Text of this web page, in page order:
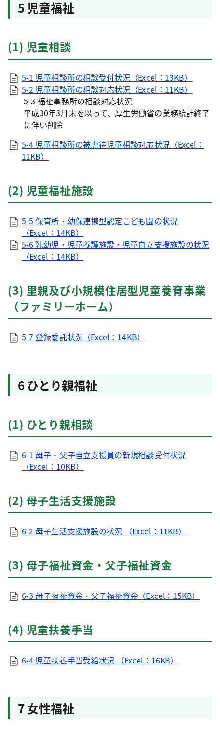
5 児童福祉
(1) 児童相談
5-1 児童相談所の相談受付状況（Excel：13KB）
5-2 児童相談所の相談対応状況（Excel：11KB）
5-3 福祉事務所の相談対応状況
平成30年3月末を以って、厚生労働省の業務統計終了
に伴い削除
5-4 児童相談所の被虐待児童相談対応状況（Excel：
11KB）
(2) 児童福祉施設
5-5 保育所・幼保連携型認定こども園の状況
（Excel：14KB）
5-6 乳幼児・児童養護施設・児童自立支援施設の状況
（Excel：14KB）
(3) 里親及び小規模住居型児童養育事業
（ファミリーホーム）
5-7 登録委託状況（Excel：14KB）
6 ひとり親福祉
(1) ひとり親相談
6-1 母子・父子自立支援員の新規相談受付状況
（Excel：10KB）
(2) 母子生活支援施設
6-2 母子生活支援施設の状況 （Excel：11KB）
(3) 母子福祉資金・父子福祉資金
6-3 母子福祉資金・父子福祉資金（Excel：15KB）
(4) 児童扶養手当
6-4 児童扶養手当受給状況 （Excel：16KB）
7 女性福祉